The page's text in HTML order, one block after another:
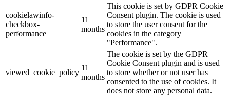
cookielawinfo-
checkbox-
performance
11
months
This cookie is set by GDPR Cookie
Consent plugin. The cookie is used
to store the user consent for the
cookies in the category
"Performance".
viewed_cookie_policy
11
months
The cookie is set by the GDPR
Cookie Consent plugin and is used
to store whether or not user has
consented to the use of cookies. It
does not store any personal data.